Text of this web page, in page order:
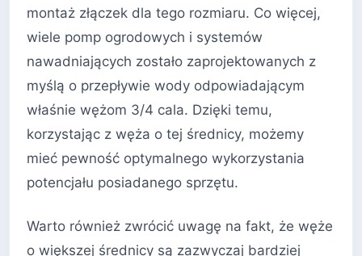
montaż złączek dla tego rozmiaru. Co więcej,
wiele pomp ogrodowych i systemów
nawadniających zostało zaprojektowanych z
myślą o przepływie wody odpowiadającym
właśnie wężom 3/4 cala. Dzięki temu,
korzystając z węża o tej średnicy, możemy
mieć pewność optymalnego wykorzystania
potencjału posiadanego sprzętu.
Warto również zwrócić uwagę na fakt, że węże
o większej średnicy są zazwyczaj bardziej